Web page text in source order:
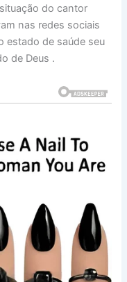
do cantor
nas redes sociais
estado de saúde seu
de Deus .